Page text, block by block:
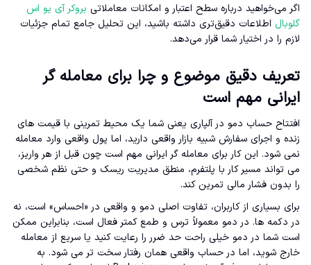
اگر می‌خواهید درباره سطح اعتبار و امکانات معاملاتی بروکر آی یو اس
گلوبال اطلاعات دقیق‌تری داشته باشید، این تحلیل جامع تمام جزئیات
لازم را در اختیار شما قرار می‌دهد.
تعریف دقیق موضوع و چرا برای معامله گر
ایرانی مهم است
افتتاح حساب دمو در آلپاری یعنی شما یک محیط تمرینی با قیمت های
زنده و اجرای سفارش شبیه بازار واقعی دارید، اما پول واقعی وارد معامله
نمی شود. این کار برای معامله گر ایرانی مهم است چون قبل از هر واریز،
می تواند مسیر کار با پلتفرم، منطق مدیریت ریسک و حتی نظم شخصی
را بدون فشار مالی تمرین کند.
برای بسیاری از کاربران، تفاوت اصلی دمو و واقعی در «احساس» است، نه
در دکمه ها. در دمو معمولاً ترس و طمع کمتر فعال است، بنابراین ممکن
است شما در دمو خیلی راحت حد ضرر را رعایت کنید یا سریع از معامله
خارج شوید، اما در حساب واقعی همان رفتار سخت تر می شود. به